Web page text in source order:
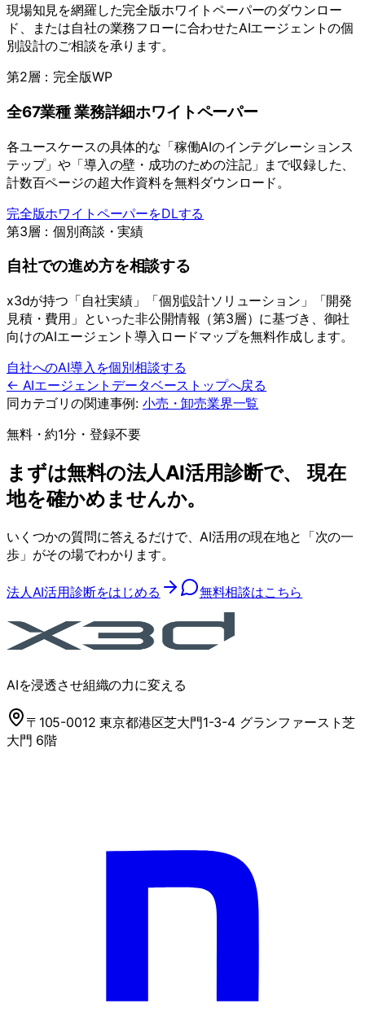
現場知見を網羅した完全版ホワイトペーパーのダウンロー
ド、または自社の業務フローに合わせたAIエージェントの個
別設計のご相談を承ります。
第2層：完全版WP
全67業種 業務詳細ホワイトペーパー
各ユースケースの具体的な「稼働AIのインテグレーションス
テップ」や「導入の壁・成功のための注記」まで収録した、
計数百ページの超大作資料を無料ダウンロード。
完全版ホワイトペーパーをDLする
第3層：個別商談・実績
自社での進め方を相談する
x3dが持つ「自社実績」「個別設計ソリューション」「開発
見積・費用」といった非公開情報（第3層）に基づき、御社
向けのAIエージェント導入ロードマップを無料作成します。
自社へのAI導入を個別相談する
← AIエージェントデータベーストップへ戻る
同カテゴリの関連事例: 小売・卸売業界一覧
無料・約1分・登録不要
まずは無料の法人AI活用診断で、 現在
地を確かめませんか。
いくつかの質問に答えるだけで、AI活用の現在地と「次の一
歩」がその場でわかります。
法人AI活用診断をはじめる 無料相談はこちら
AIを浸透させ組織の力に変える
〒105-0012 東京都港区芝大門1-3-4 グランファースト芝
大門 6階